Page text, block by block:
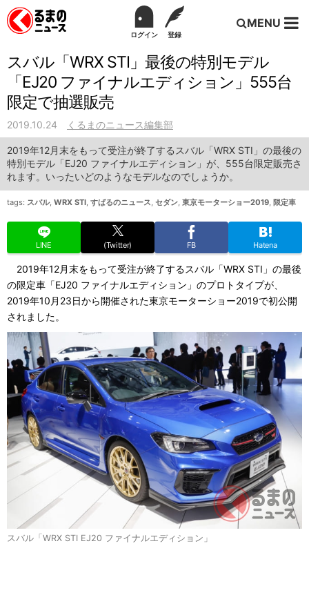
ログイン 登録
MENU
スバル「WRX STI」最後の特別モデル
「EJ20 ファイナルエディション」555台
限定で抽選販売
2019.10.24 くるまのニュース編集部
2019年12月末をもって受注が終了するスバル「WRX STI」の最後の
特別モデル「EJ20 ファイナルエディション」が、555台限定販売さ
れます。いったいどのようなモデルなのでしょうか。
tags: スバル, WRX STI, すばるのニュース, セダン, 東京モーターショー2019, 限定車
LINE (Twitter) FB Hatena
2019年12月末をもって受注が終了するスバル「WRX STI」の最後
の限定車「EJ20 ファイナルエディション」のプロトタイプが、
2019年10月23日から開催された東京モーターショー2019で初公開
されました。
スバル「WRX STI EJ20 ファイナルエディション」